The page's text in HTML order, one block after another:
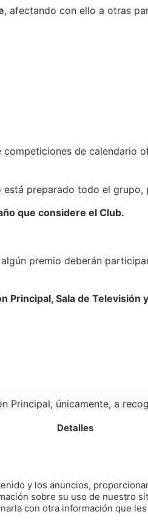
, afectando con ello a otras
de calendario
preparado todo el
que considere el Club.
premio deberán
Principal, Sala de
Principal, únicamente, a
por inobservancia
momento hacia los
Detalles
y los anuncios,
sobre su uso de nuestro
con otra información que